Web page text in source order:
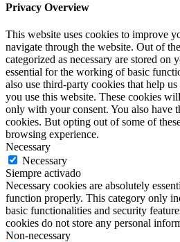
Privacy Overview
This website uses cookies to improve
navigate through the website. Out of
categorized as necessary are stored on
essential for the working of basic
also use third-party cookies that help
you use this website. These cookies
only with your consent. You also have
cookies. But opting out of some of
browsing experience.
Necessary
Necessary
Siempre activado
Necessary cookies are absolutely
function properly. This category only
basic functionalities and security
cookies do not store any personal
Non-necessary